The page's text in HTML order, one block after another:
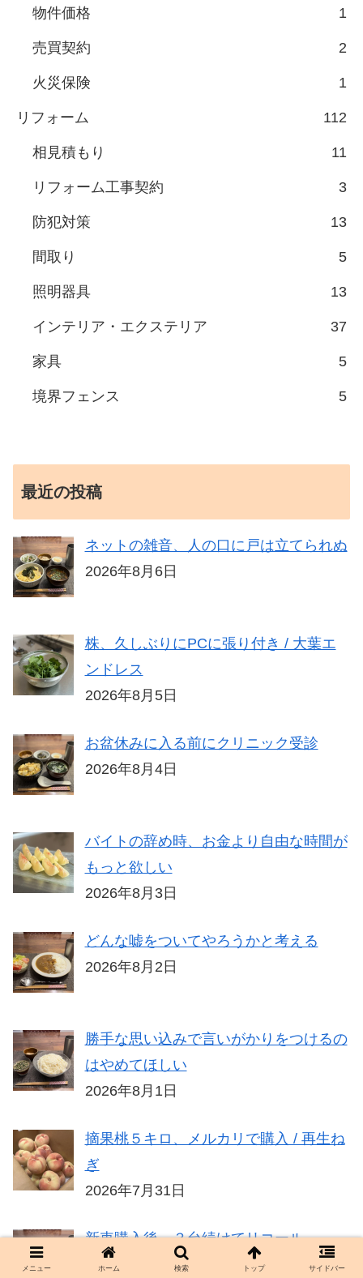
物件価格 1
売買契約 2
火災保険 1
リフォーム 112
相見積もり 11
リフォーム工事契約 3
防犯対策 13
間取り 5
照明器具 13
インテリア・エクステリア 37
家具 5
境界フェンス 5
最近の投稿
ネットの雑音、人の口に戸は立てられぬ
2026年8月6日
株、久しぶりにPCに張り付き / 大葉エ
ンドレス
2026年8月5日
お盆休みに入る前にクリニック受診
2026年8月4日
バイトの辞め時、お金より自由な時間が
もっと欲しい
2026年8月3日
どんな嘘をついてやろうかと考える
2026年8月2日
勝手な思い込みで言いがかりをつけるの
はやめてほしい
2026年8月1日
摘果桃５キロ、メルカリで購入 / 再生ね
ぎ
2026年7月31日
新車購入後、３台続けてリコール
2026年7月30日
メニュー ホーム 検索 トップ サイドバー